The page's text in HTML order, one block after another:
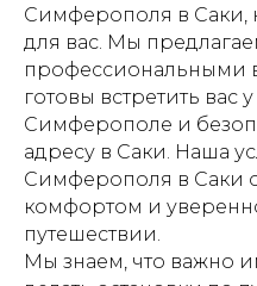
Симферополя в Саки,
для вас. Мы
профессиональными
готовы встретить вас
Симферополе и
адресу в Саки. Наша
Симферополя в Саки
комфортом и
путешествии.
Мы знаем, что важно